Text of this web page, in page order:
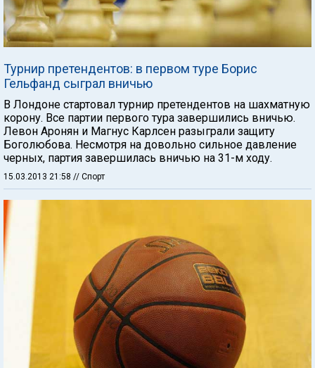
Турнир претендентов: в первом туре Борис
Гельфанд сыграл вничью
В Лондоне стартовал турнир претендентов на шахматную
корону. Все партии первого тура завершились вничью.
Левон Аронян и Магнус Карлсен разыграли защиту
Боголюбова. Несмотря на довольно сильное давление
черных, партия завершилась вничью на 31-м ходу.
15.03.2013 21:58 // Спорт